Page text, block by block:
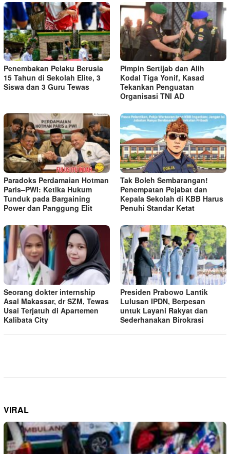
Penembakan Pelaku Berusia
15 Tahun di Sekolah Elite, 3
Siswa dan 3 Guru Tewas
Pimpin Sertijab dan Alih
Kodal Tiga Yonif, Kasad
Tekankan Penguatan
Organisasi TNI AD
Paradoks Perdamaian Hotman
Paris–PWI: Ketika Hukum
Tunduk pada Bargaining
Power dan Panggung Elit
Tak Boleh Sembarangan!
Penempatan Pejabat dan
Kepala Sekolah di KBB Harus
Penuhi Standar Ketat ​
Seorang dokter internship
Asal Makassar, dr SZM, Tewas
Usai Terjatuh di Apartemen
Kalibata City
Presiden Prabowo Lantik
Lulusan IPDN, Berpesan
untuk Layani Rakyat dan
Sederhanakan Birokrasi
VIRAL